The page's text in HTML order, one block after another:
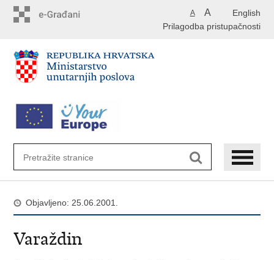
English
A A
Prilagodba pristupačnosti
Objavljeno: 25.06.2001.
Varaždin